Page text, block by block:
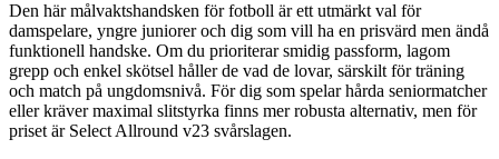
Den här målvaktshandsken för fotboll är ett utmärkt val för
damspelare, yngre juniorer och dig som vill ha en prisvärd men ändå
funktionell handske. Om du prioriterar smidig passform, lagom
grepp och enkel skötsel håller de vad de lovar, särskilt för träning
och match på ungdomsnivå. För dig som spelar hårda seniormatcher
eller kräver maximal slitstyrka finns mer robusta alternativ, men för
priset är Select Allround v23 svårslagen.